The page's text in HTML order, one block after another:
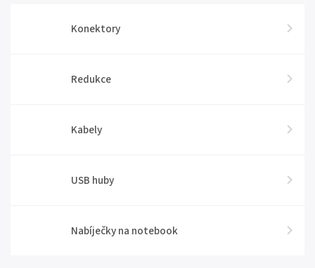
Konektory
Redukce
Kabely
USB huby
Nabíječky na notebook